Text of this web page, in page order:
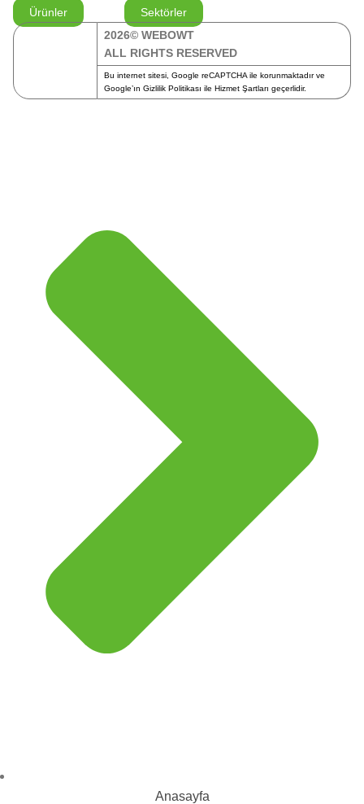
Ürünler
Sektörler
2026© WEBOWT
ALL RIGHTS RESERVED
Bu internet sitesi, Google reCAPTCHA ile korunmaktadır ve
Google’ın Gizlilik Politikası ile Hizmet Şartları geçerlidir.
Anasayfa